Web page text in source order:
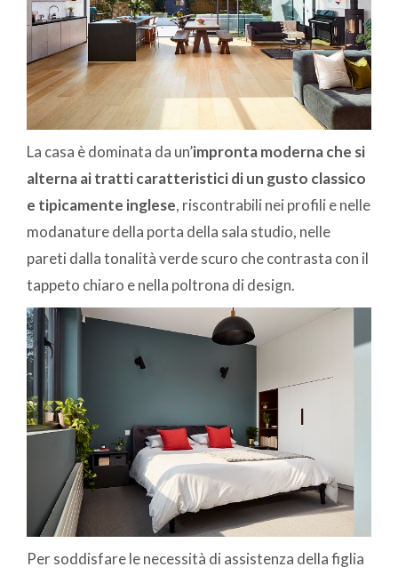
La casa è dominata da un’impronta moderna che si
alterna ai tratti caratteristici di un gusto classico
e tipicamente inglese, riscontrabili nei profili e nelle
modanature della porta della sala studio, nelle
pareti dalla tonalità verde scuro che contrasta con il
tappeto chiaro e nella poltrona di design.
Per soddisfare le necessità di assistenza della figlia